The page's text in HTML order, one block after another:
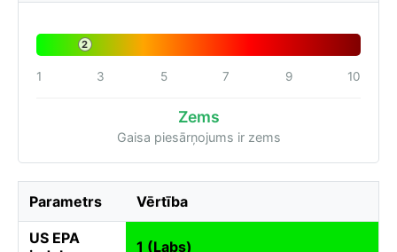
2
1 3 5 7 9 10
Zems
Gaisa piesārņojums ir zems
Parametrs Vērtība
US EPA
1 (Labs)